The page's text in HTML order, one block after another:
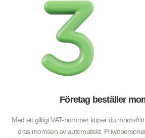
Företag beställer
Med ett giltigt VAT-nummer köper du
dras momsen av automatiskt.